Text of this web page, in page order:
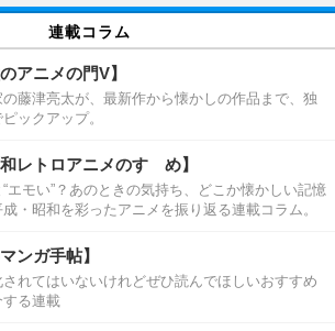
連載コラム
アニメの門V】
藤津亮太が、最新作から懐かしの作品まで、独
ックアップ。
レトロアニメのすゝめ】
エモい”？あのときの気持ち、どこか懐かしい記憶
・昭和を彩ったアニメを振り返る連載コラム。
ンガ手帖】
されてはいないけれどぜひ読んでほしいおすすめ
する連載